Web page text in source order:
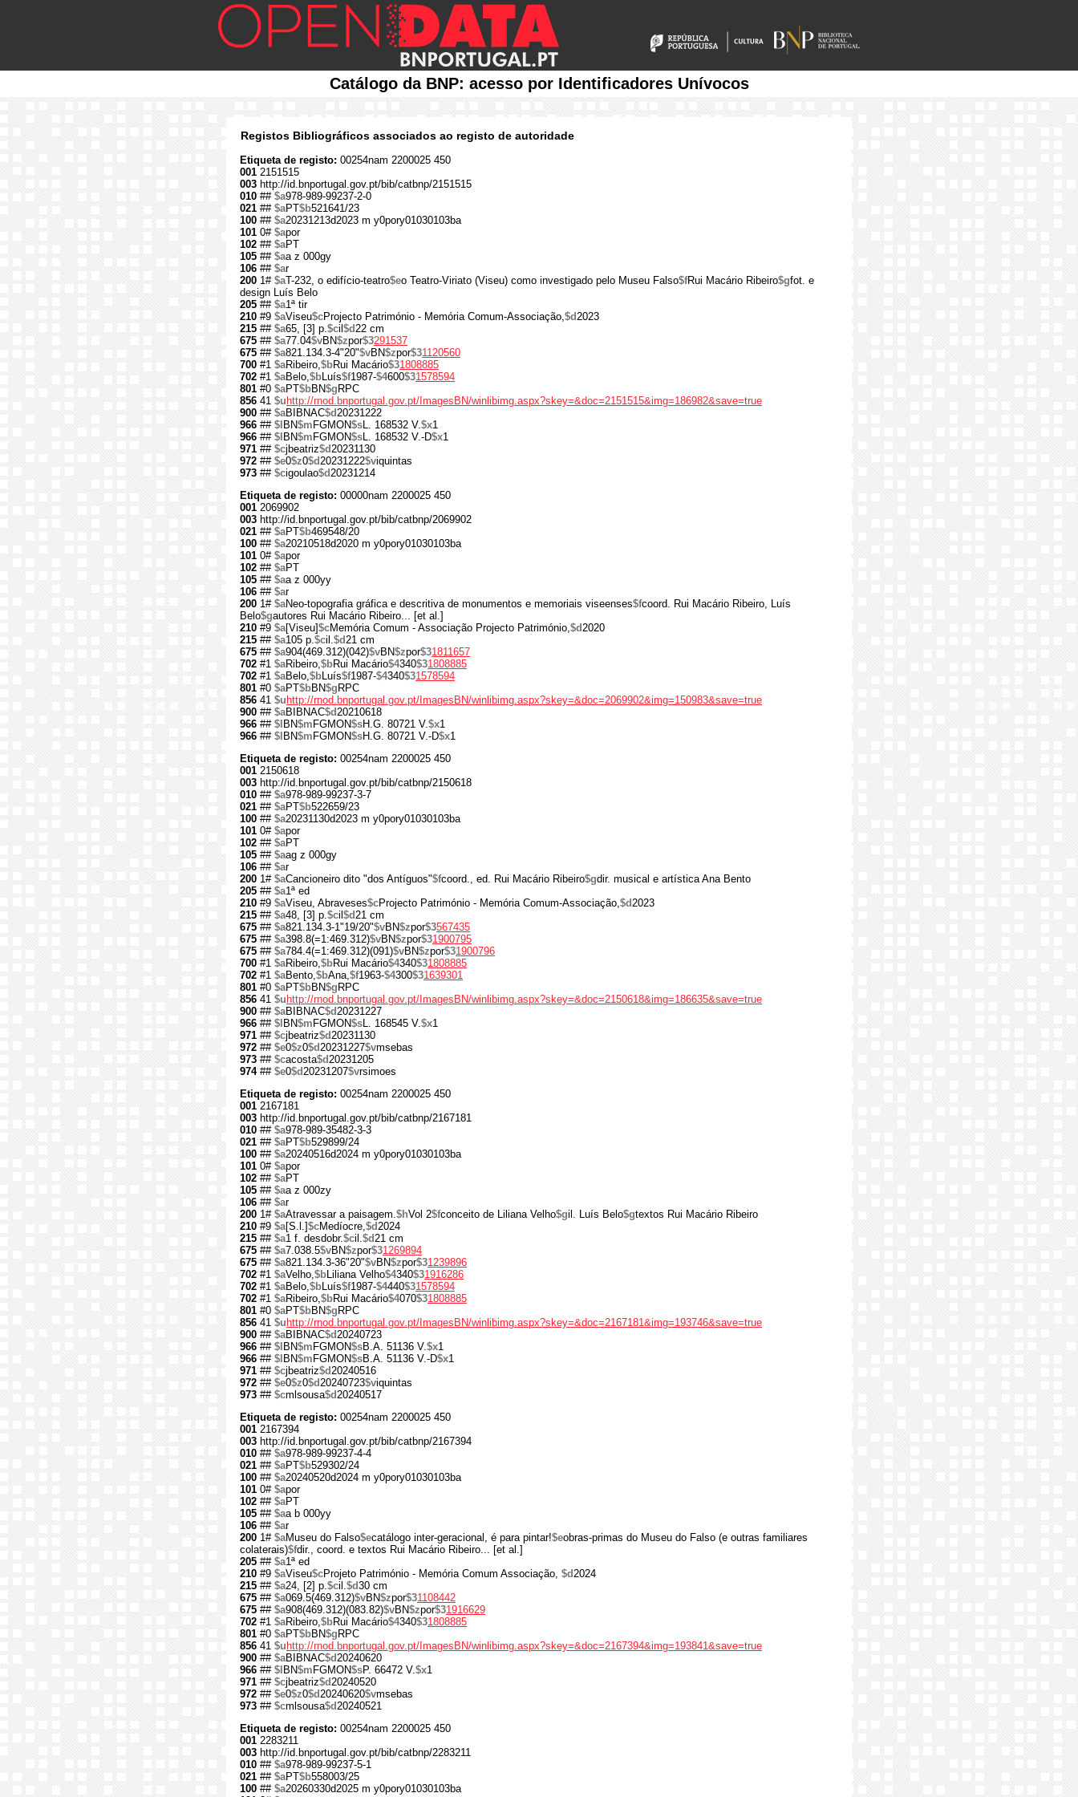
Catálogo da BNP: acesso por Identificadores Unívocos
Registos Bibliográficos associados ao registo de autoridade
Etiqueta de registo: 00254nam 2200025 450
001 2151515
003 http://id.bnportugal.gov.pt/bib/catbnp/2151515
010 ## $a978-989-99237-2-0
021 ## $aPT$b521641/23
100 ## $a20231213d2023 m y0pory01030103ba
101 0# $apor
102 ## $aPT
105 ## $aa z 000gy
106 ## $ar
200 1# $aT-232, o edifício-teatro$eo Teatro-Viriato (Viseu) como investigado pelo Museu Falso$fRui Macário Ribeiro$gfot. e
design Luís Belo
205 ## $a1ª tir
210 #9 $aViseu$cProjecto Património - Memória Comum-Associação,$d2023
215 ## $a65, [3] p.$cil $d22 cm
675 ## $a77.04$vBN$zpor$3291537
675 ## $a821.134.3-4"20"$vBN$zpor$31120560
700 #1 $aRibeiro,$bRui Macário$31808885
702 #1 $aBelo,$bLuís$f1987-$4600$31578594
801 #0 $aPT$bBN$g RPC
856 41 $u http://rnod.bnportugal.gov.pt/ImagesBN/winlibimg.aspx?skey=&doc=2151515&img=186982&save=true
900 ## $aBIBNAC$d20231222
966 ## $l BN$m FGMON$sL. 168532 V.$x1
966 ## $l BN$m FGMON$sL. 168532 V.-D$x1
971 ## $cjbeatriz$d20231130
972 ## $e0$z0$d20231222$viquintas
973 ## $cigoulao$d20231214
Etiqueta de registo: 00000nam 2200025 450
001 2069902
003 http://id.bnportugal.gov.pt/bib/catbnp/2069902
021 ## $aPT$b469548/20
100 ## $a20210518d2020 m y0pory01030103ba
101 0# $apor
102 ## $aPT
105 ## $aa z 000yy
106 ## $ar
200 1# $aNeo-topografia gráfica e descritiva de monumentos e memoriais viseenses$fcoord. Rui Macário Ribeiro, Luís
Belo$gautores Rui Macário Ribeiro... [et al.]
210 #9 $a[Viseu]$cMemória Comum - Associação Projecto Património,$d2020
215 ## $a105 p.$cil.$d21 cm
675 ## $a904(469.312)(042)$vBN$zpor$31811657
702 #1 $aRibeiro,$bRui Macário$4340$31808885
702 #1 $aBelo,$bLuís$f1987-$4340$31578594
801 #0 $aPT$bBN$g RPC
856 41 $u http://rnod.bnportugal.gov.pt/ImagesBN/winlibimg.aspx?skey=&doc=2069902&img=150983&save=true
900 ## $aBIBNAC$d20210618
966 ## $l BN$m FGMON$sH.G. 80721 V.$x1
966 ## $l BN$m FGMON$sH.G. 80721 V.-D$x1
Etiqueta de registo: 00254nam 2200025 450
001 2150618
003 http://id.bnportugal.gov.pt/bib/catbnp/2150618
010 ## $a978-989-99237-3-7
021 ## $aPT$b522659/23
100 ## $a20231130d2023 m y0pory01030103ba
101 0# $apor
102 ## $aPT
105 ## $aag z 000gy
106 ## $ar
200 1# $aCancioneiro dito "dos Antíguos"$fcoord., ed. Rui Macário Ribeiro$gdir. musical e artística Ana Bento
205 ## $a1ª ed
210 #9 $aViseu, Abraveses$cProjecto Património - Memória Comum-Associação,$d2023
215 ## $a48, [3] p.$cil $d21 cm
675 ## $a821.134.3-1"19/20"$vBN$zpor$3567435
675 ## $a398.8(=1:469.312)$vBN$zpor$31900795
675 ## $a784.4(=1:469.312)(091)$vBN$zpor$31900796
700 #1 $aRibeiro,$bRui Macário$4340$31808885
702 #1 $aBento,$bAna,$f1963-$4300$31639301
801 #0 $aPT$bBN$g RPC
856 41 $u http://rnod.bnportugal.gov.pt/ImagesBN/winlibimg.aspx?skey=&doc=2150618&img=186635&save=true
900 ## $aBIBNAC$d20231227
966 ## $l BN$m FGMON$sL. 168545 V.$x1
971 ## $cjbeatriz$d20231130
972 ## $e0$z0$d20231227$vmsebas
973 ## $cacosta$d20231205
974## $e0$d20231207$vrsimoes
Etiqueta de registo: 00254nam 2200025 450
001 2167181
003 http://id.bnportugal.gov.pt/bib/catbnp/2167181
010 ## $a978-989-35482-3-3
021 ## $aPT$b529899/24
100 ## $a20240516d2024 m y0pory01030103ba
101 0# $apor
102 ## $aPT
105 ## $aa z 000zy
106 ## $ar
200 1# $aAtravessar a paisagem.$hVol 2$fconceito de Liliana Velho$gil. Luís Belo$gtextos Rui Macário Ribeiro
210 #9 $a[S.l.]$cMedíocre,$d2024
215 ## $a1 f. desdobr.$cil.$d21 cm
675 ## $a7.038.5$vBN$zpor$31269894
675 ## $a821.134.3-36"20"$vBN$zpor$31239896
702 #1 $aVelho,$bLiliana Velho$4340$31916286
702 #1 $aBelo,$bLuís$f1987-$4440$31578594
702 #1 $aRibeiro,$bRui Macário$4070$31808885
801 #0 $aPT$bBN$g RPC
856 41 $u http://rnod.bnportugal.gov.pt/ImagesBN/winlibimg.aspx?skey=&doc=2167181&img=193746&save=true
900 ## $aBIBNAC$d20240723
966 ## $l BN$m FGMON$sB.A. 51136 V.$x1
966 ## $l BN$m FGMON$sB.A. 51136 V.-D$x1
971 ## $cjbeatriz$d20240516
972 ## $e0$z0$d20240723$viquintas
973 ## $cmlsousa$d20240517
Etiqueta de registo: 00254nam 2200025 450
001 2167394
003 http://id.bnportugal.gov.pt/bib/catbnp/2167394
010 ## $a978-989-99237-4-4
021 ## $aPT$b529302/24
100 ## $a20240520d2024 m y0pory01030103ba
101 0# $apor
102 ## $aPT
105 ## $aa b 000yy
106 ## $ar
200 1# $aMuseu do Falso$ecatálogo inter-geracional, é para pintar!$eobras-primas do Museu do Falso (e outras familiares
colaterais)$fdir., coord. e textos Rui Macário Ribeiro... [et al.]
205 ## $a1ª ed
210 #9 $aViseu$cProjeto Património - Memória Comum Associação, $d2024
215 ## $a24, [2] p.$cil.$d30 cm
675 ## $a069.5(469.312)$vBN$zpor$31108442
675 ## $a908(469.312)(083.82)$vBN$zpor$31916629
702 #1 $aRibeiro,$bRui Macário$4340$31808885
801 #0 $aPT$bBN$g RPC
856 41 $u http://rnod.bnportugal.gov.pt/ImagesBN/winlibimg.aspx?skey=&doc=2167394&img=193841&save=true
900 ## $aBIBNAC$d20240620
966 ## $l BN$m FGMON$sP. 66472 V.$x1
971 ## $cjbeatriz$d20240520
972 ## $e0$z0$d20240620$vmsebas
973 ## $cmlsousa$d20240521
Etiqueta de registo: 00254nam 2200025 450
001 2283211
003 http://id.bnportugal.gov.pt/bib/catbnp/2283211
010 ## $a978-989-99237-5-1
021 ## $aPT$b558003/25
100 ## $a20260330d2025 m y0pory01030103ba